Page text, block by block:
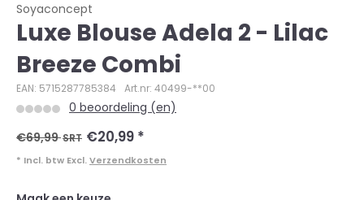
Soyaconcept
Luxe Blouse Adela 2 - Lilac
Breeze Combi
EAN: 5715287785384 Art.nr: 40499-**00
0 beoordeling (en)
€69,99SRT €20,99 *
* Incl. btw Excl. Verzendkosten